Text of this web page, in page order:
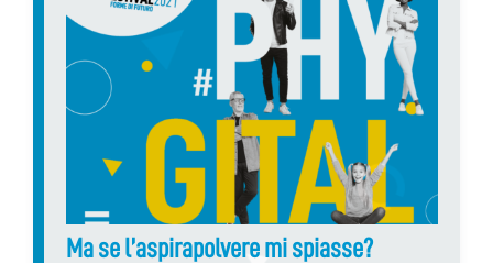
Ma se l’aspirapolvere mi spiasse?